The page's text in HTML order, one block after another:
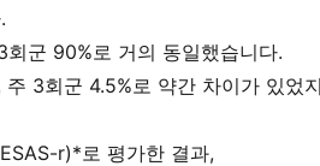
군 90%로 거의 동일했습니다.
3회군 4.5%로 약간 차이가 있었
r)*로 평가한 결과,